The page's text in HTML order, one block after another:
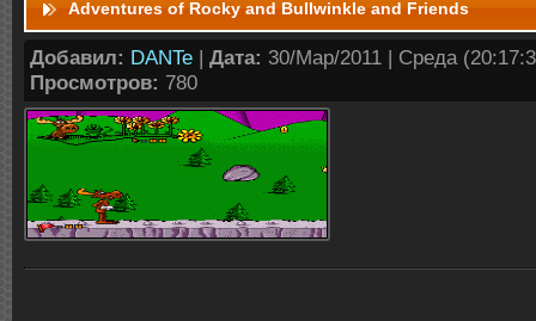
Adventures of Rocky and Bullwinkle and Friends
Добавил: DANTe | Дата: 30/Мар/2011 | Среда
Просмотров: 780